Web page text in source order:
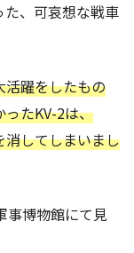
た、可哀想な戦車
活躍をしたもの
たKV-2は、
消してしまいまし
事博物館にて見